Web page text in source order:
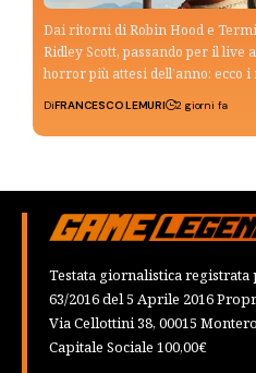
Dai ritorni di Robin Hood e
Ridley Scott, passando per il live
horror più attesi dell’anno: ecco
DiFRANCESCO LEMURI 2 giorni fa
Testata giornalistica
63/2016 del 5 Aprile 2016
Via Cellottini 38, 00015
Capitale Sociale 100,00€